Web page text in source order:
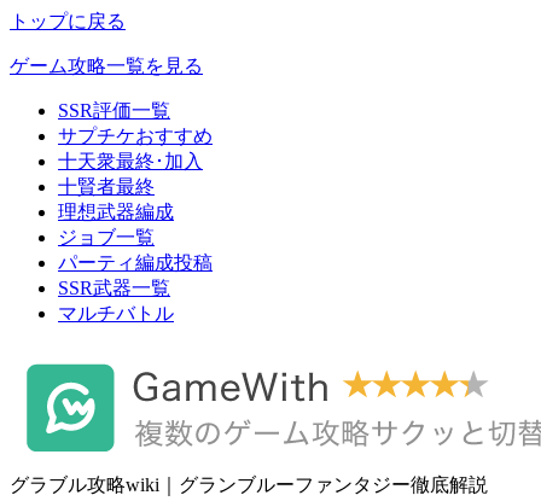
トップに戻る
ゲーム攻略一覧を見る
SSR評価一覧
サプチケおすすめ
十天衆最終･加入
十賢者最終
理想武器編成
ジョブ一覧
パーティ編成投稿
SSR武器一覧
マルチバトル
グラブル攻略wiki｜グランブルーファンタジー徹底解説